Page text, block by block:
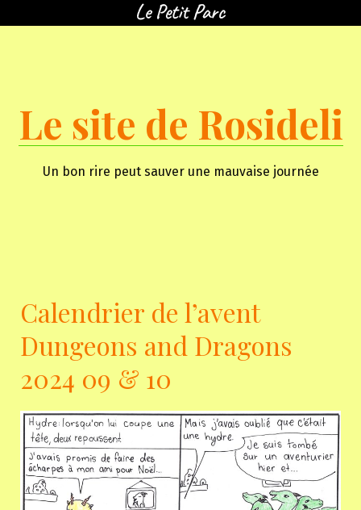
Le site de Rosideli
Un bon rire peut sauver une mauvaise journée
Calendrier de l’avent
Dungeons and Dragons
2024 09 & 10